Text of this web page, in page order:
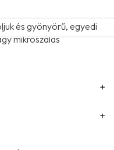
és gyönyörű, egyedi
mikroszálas